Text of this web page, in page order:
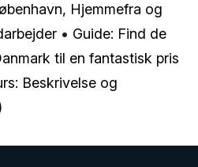
Hjemmefra og
• Guide: Find de
til en fantastisk pris
Beskrivelse og